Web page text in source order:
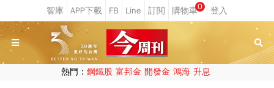
0
熱門： 鋼鐵股 富邦金 開發金 鴻海 升息